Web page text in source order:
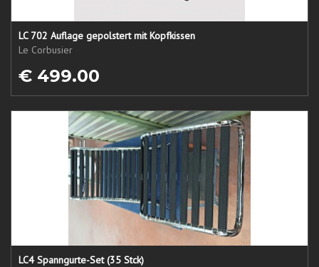
LC 702 Auflage gepolstert mit Kopfkissen
Le Corbusier
€ 499.00
LC4 Spanngurte-Set (35 Stck)